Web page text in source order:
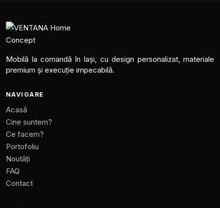
Mobilă la comandă în Iași, cu design personalizat, materiale
premium și execuție impecabilă.
NAVIGARE
Acasă
Cine suntem?
Ce facem?
Portofoliu
Noutăți
FAQ
Contact